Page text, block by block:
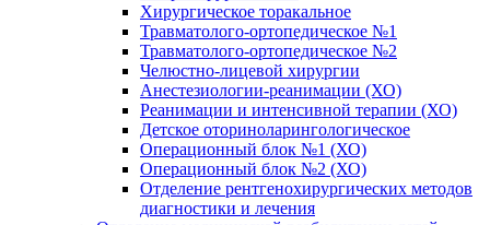
Хирургическое торакальное
Травматолого-ортопедическое №1
Травматолого-ортопедическое №2
Челюстно-лицевой хирургии
Анестезиологии-реанимации (ХО)
Реанимации и интенсивной терапии (ХО)
Детское оториноларингологическое
Операционный блок №1 (ХО)
Операционный блок №2 (ХО)
Отделение рентгенохирургических методов
диагностики и лечения